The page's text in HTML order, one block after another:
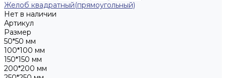
Желоб квадратный(прямоугольный)
Нет в наличии
Артикул
Размер
50*50 мм
100*100 мм
150*150 мм
200*200 мм